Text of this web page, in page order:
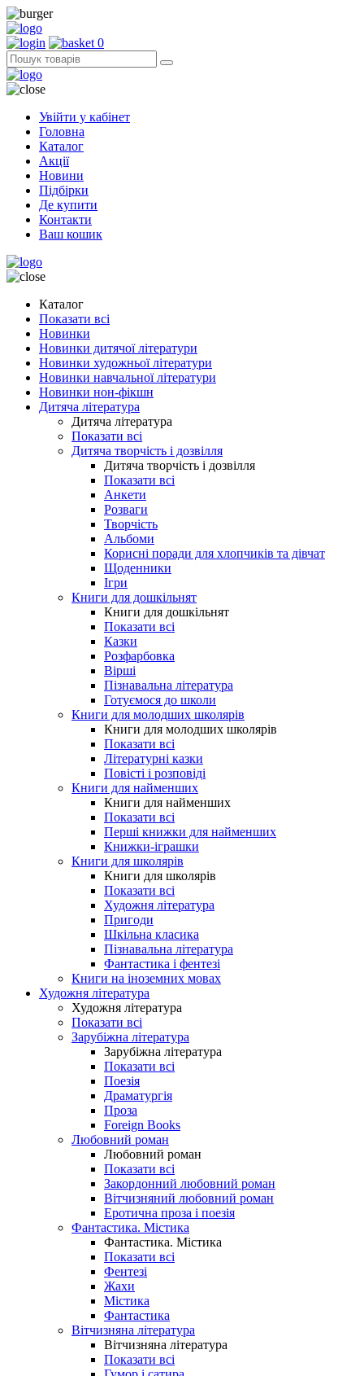
0
Увійти у кабінет
Головна
Каталог
Акції
Новини
Підбірки
Де купити
Контакти
Ваш кошик
Каталог
Показати всі
Новинки
Новинки дитячої літератури
Новинки художньої літератури
Новинки навчальної літератури
Новинки нон-фікшн
Дитяча література
Дитяча література
Показати всі
Дитяча творчість і дозвілля
Дитяча творчість і дозвілля
Показати всі
Анкети
Розваги
Творчість
Альбоми
Корисні поради для хлопчиків та дівчат
Щоденники
Ігри
Книги для дошкільнят
Книги для дошкільнят
Показати всі
Казки
Розфарбовка
Вірші
Пізнавальна література
Готуємося до школи
Книги для молодших школярів
Книги для молодших школярів
Показати всі
Літературні казки
Повісті і розповіді
Книги для найменших
Книги для найменших
Показати всі
Перші книжки для найменших
Книжки-іграшки
Книги для школярів
Книги для школярів
Показати всі
Художня література
Пригоди
Шкільна класика
Пізнавальна література
Фантастика і фентезі
Книги на іноземних мовах
Художня література
Художня література
Показати всі
Зарубіжна література
Зарубіжна література
Показати всі
Поезія
Драматургія
Проза
Foreign Books
Любовний роман
Любовний роман
Показати всі
Закордонний любовний роман
Вітчизняний любовний роман
Еротична проза і поезія
Фантастика. Містика
Фантастика. Містика
Показати всі
Фентезі
Жахи
Містика
Фантастика
Вітчизняна література
Вітчизняна література
Показати всі